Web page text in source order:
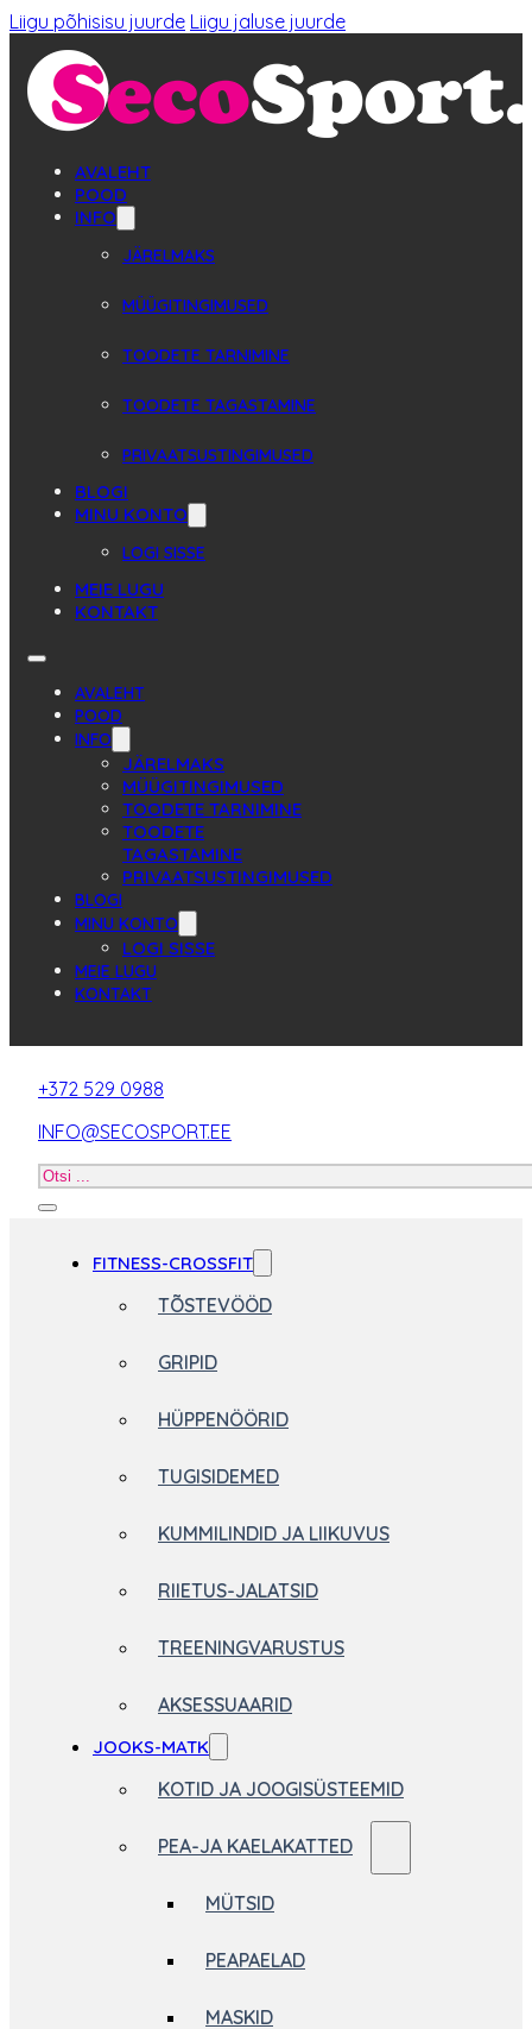
Liigu põhisisu juurde Liigu jaluse juurde
AVALEHT
POOD
INFO
JÄRELMAKS
MÜÜGITINGIMUSED
TOODETE TARNIMINE
TOODETE TAGASTAMINE
PRIVAATSUSTINGIMUSED
BLOGI
MINU KONTO
LOGI SISSE
MEIE LUGU
KONTAKT
AVALEHT
POOD
INFO
JÄRELMAKS
MÜÜGITINGIMUSED
TOODETE TARNIMINE
TOODETE
TAGASTAMINE
PRIVAATSUSTINGIMUSED
BLOGI
MINU KONTO
LOGI SISSE
MEIE LUGU
KONTAKT
+372 529 0988
INFO@SECOSPORT.EE
Otsi
FITNESS-CROSSFIT
TÕSTEVÖÖD
GRIPID
HÜPPENÖÖRID
TUGISIDEMED
KUMMILINDID JA LIIKUVUS
RIIETUS-JALATSID
TREENINGVARUSTUS
AKSESSUAARID
JOOKS-MATK
KOTID JA JOOGISÜSTEEMID
PEA-JA KAELAKATTED
MÜTSID
PEAPAELAD
MASKID